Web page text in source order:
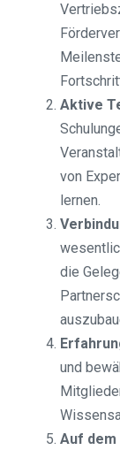
Aktive
von
lernen.
die
und
Auf dem